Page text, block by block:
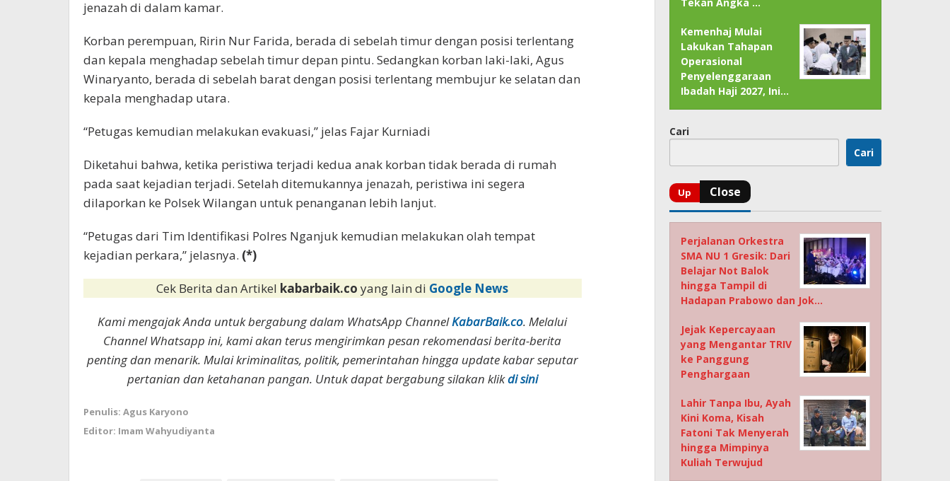
jenazah di dalam kamar.
Korban perempuan, Ririn Nur Farida, berada di sebelah timur dengan posisi terlentang
dan kepala menghadap sebelah timur depan pintu. Sedangkan korban laki-laki, Agus
Winaryanto, berada di sebelah barat dengan posisi terlentang membujur ke selatan dan
kepala menghadap utara.
“Petugas kemudian melakukan evakuasi,” jelas Fajar Kurniadi
Diketahui bahwa, ketika peristiwa terjadi kedua anak korban tidak berada di rumah
pada saat kejadian terjadi. Setelah ditemukannya jenazah, peristiwa ini segera
dilaporkan ke Polsek Wilangan untuk penanganan lebih lanjut.
“Petugas dari Tim Identifikasi Polres Nganjuk kemudian melakukan olah tempat
kejadian perkara,” jelasnya. (*)
Cek Berita dan Artikel kabarbaik.coyang lain di Google News
Kami mengajak Anda untuk bergabung dalam WhatsApp ChannelKabarBaik.co. Melalui
Channel Whatsapp ini, kami akan terus mengirimkan pesan rekomendasi berita-berita
penting dan menarik. Mulai kriminalitas, politik, pemerintahan hingga update kabar seputar
pertanian dan ketahanan pangan. Untuk dapat bergabung silakan klikdi sini
Penulis: Agus Karyono
Editor: Imam Wahyudiyanta
Kemenhaj Mulai
Lakukan Tahapan
Operasional
Penyelenggaraan
Ibadah Haji 2027, Ini…
Cari
Cari
Perjalanan Orkestra
SMA NU 1 Gresik: Dari
Belajar Not Balok
hingga Tampil di
Hadapan Prabowo dan Jok…
Jejak Kepercayaan
yang Mengantar TRIV
ke Panggung
Penghargaan
Lahir Tanpa Ibu, Ayah
Kini Koma, Kisah
Fatoni Tak Menyerah
hingga Mimpinya
Kuliah Terwujud